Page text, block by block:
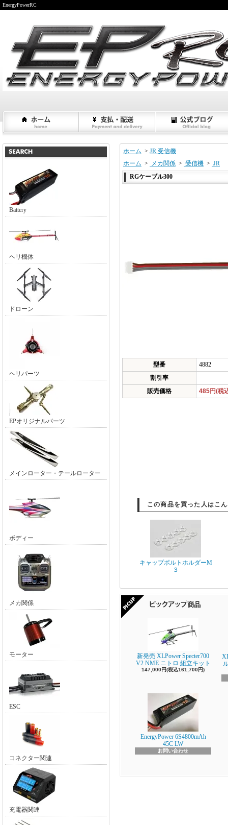
EnergyPowerRC
Battery
ヘリ機体
ドローン
ヘリパーツ
EPオリジナルパーツ
メインローター・テールローター
ボディー
メカ関係
モーター
ESC
コネクター関連
充電器関連
ホーム > JR 受信機
ホーム > メカ関係 > 受信機 > JR
RGケーブル300
型番
4882
割引率
販売価格
485円(税
この商品を買った人はこ
キャップボルトホルダーM
３
新発売 XLPower Specter700
V2 NME ニトロ 組立キット
147,000円(税込161,700円)
EnergyPower 6S4800mAh
45C LW
お問い合わせ